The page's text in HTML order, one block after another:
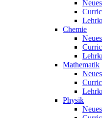
Chemie
Mathematik
Physik